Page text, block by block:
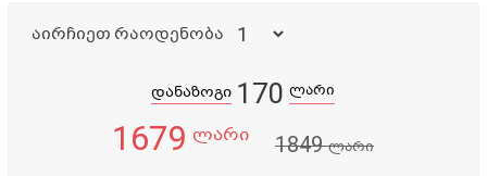
აირჩიეთ რაოდენობა
დანაზოგი 170 ლარი
1679 ლარი 1849ლარი